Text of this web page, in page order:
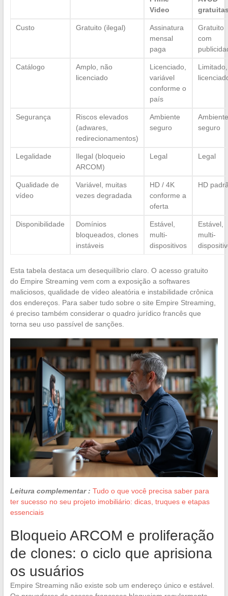
Video
Custo Gratuito (ilegal)
Assinatura
mensal
paga
Gratuito
com
Catálogo
Amplo, não
licenciado
Licenciado,
variável
conforme o
país
Limitado,
Segurança
Riscos elevados
(adwares,
redirecionamentos)
Ambiente
seguro
Ambiente
seguro
Legalidade
Ilegal (bloqueio
ARCOM)
Legal Legal
Qualidade de
vídeo
Variável, muitas
vezes degradada
HD / 4K
conforme a
oferta
HD
Disponibilidade
Domínios
bloqueados, clones
instáveis
Estável,
multi-
dispositivos
Estável,
multi-
Esta tabela destaca um desequilíbrio claro. O acesso gratuito
do Empire Streaming vem com a exposição a softwares
maliciosos, qualidade de vídeo aleatória e instabilidade crônica
dos endereços. Para saber tudo sobre o site Empire Streaming,
é preciso também considerar o quadro jurídico francês que
torna seu uso passível de sanções.
Leitura complementar : Tudo o que você precisa saber para
ter sucesso no seu projeto imobiliário: dicas, truques e etapas
essenciais
Bloqueio ARCOM e proliferação
de clones: o ciclo que aprisiona
os usuários
Empire Streaming não existe sob um endereço único e estável.